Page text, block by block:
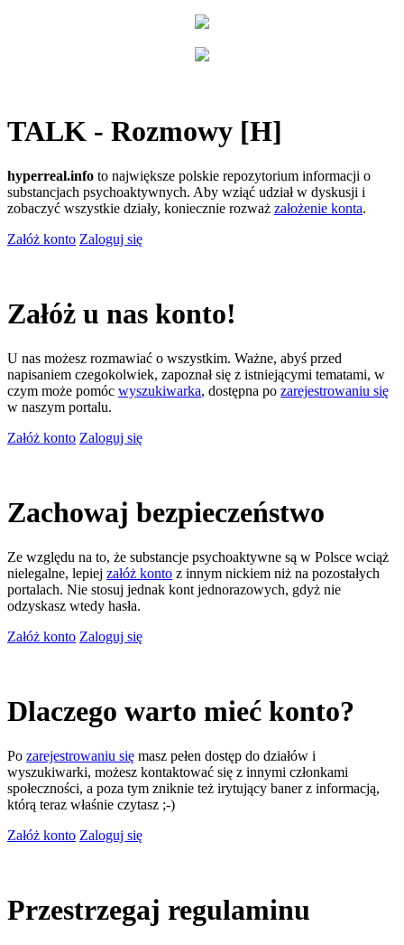
TALK - Rozmowy [H]
hyperreal.info to największe polskie repozytorium informacji o
substancjach psychoaktywnych. Aby wziąć udział w dyskusji i
zobaczyć wszystkie działy, koniecznie rozważ założenie konta.
Załóż konto Zaloguj się
Załóż u nas konto!
U nas możesz rozmawiać o wszystkim. Ważne, abyś przed
napisaniem czegokolwiek, zapoznał się z istniejącymi tematami, w
czym może pomóc wyszukiwarka, dostępna po zarejestrowaniu się
w naszym portalu.
Załóż konto Zaloguj się
Zachowaj bezpieczeństwo
Ze względu na to, że substancje psychoaktywne są w Polsce wciąż
nielegalne, lepiej załóż konto z innym nickiem niż na pozostałych
portalach. Nie stosuj jednak kont jednorazowych, gdyż nie
odzyskasz wtedy hasła.
Załóż konto Zaloguj się
Dlaczego warto mieć konto?
Po zarejestrowaniu się masz pełen dostęp do działów i
wyszukiwarki, możesz kontaktować się z innymi członkami
społeczności, a poza tym zniknie też irytujący baner z informacją,
którą teraz właśnie czytasz ;-)
Załóż konto Zaloguj się
Przestrzegaj regulaminu